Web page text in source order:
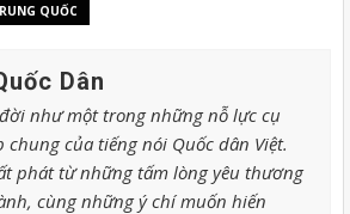
QUỐC
Dân
như một trong những nỗ lực cụ
chung của tiếng nói Quốc dân Việt.
phát từ những tấm lòng yêu thương
cùng những ý chí muốn hiến